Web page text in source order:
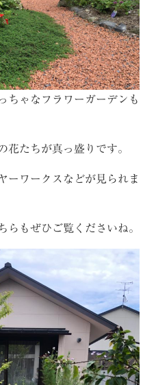
ちゃなフラワーガーデンも
花たちが真っ盛りです。
ーワークスなどが見られま
らもぜひご覧くださいね。